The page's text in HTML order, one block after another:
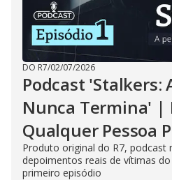
DO R7/02/07/2026
Podcast 'Stalkers:
Nunca Termina' |
Qualquer Pessoa
Produto original do R7, podcast
depoimentos reais de vítimas
primeiro episódio